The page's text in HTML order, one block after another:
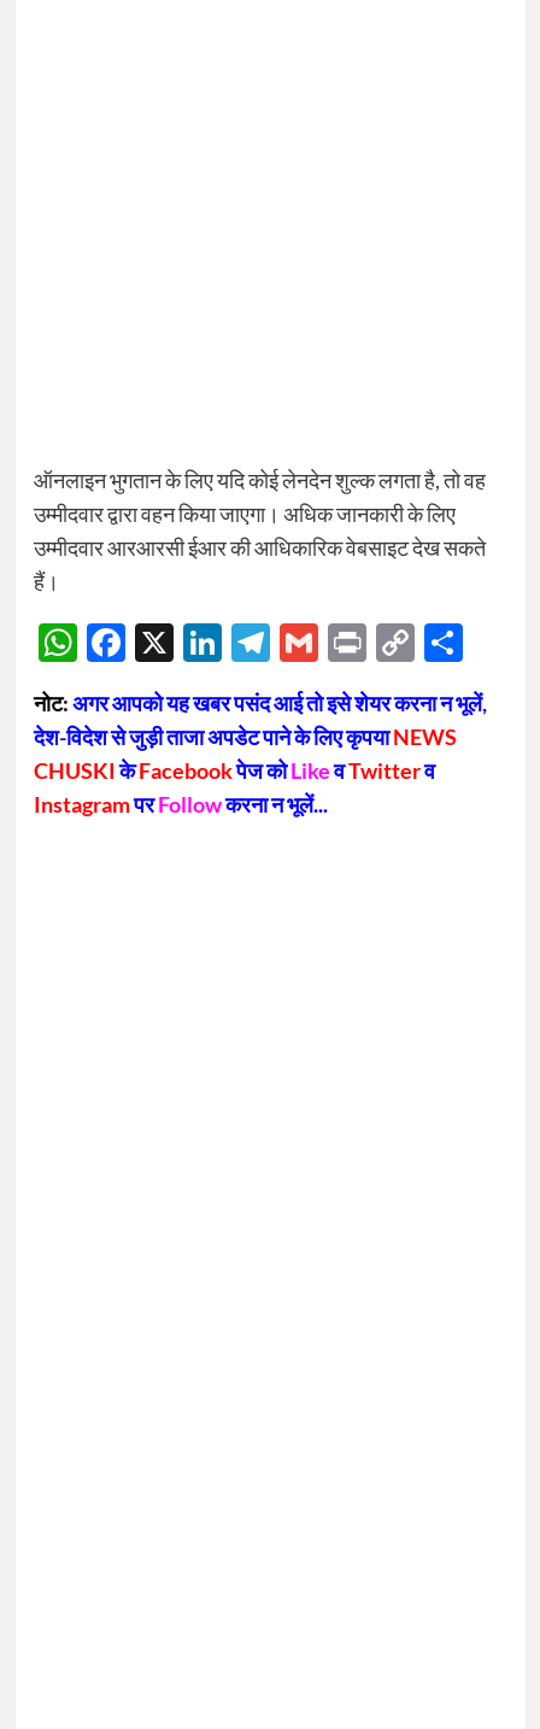
ऑनलाइन भुगतान के लिए यदि कोई लेनदेन शुल्क लगता है, तो वह
उम्मीदवार द्वारा वहन किया जाएगा। अधिक जानकारी के लिए
उम्मीदवार आरआरसी ईआर की आधिकारिक वेबसाइट देख सकते
हैं।
WhatsApp
Facebook
X LinkedIn
Telegram
Gmail
Print
Copy
Link
नोट:अगर आपको यह खबर पसंद आई तो इसे शेयर करना न भूलें,
देश-विदेश से जुड़ी ताजा अपडेट पाने के लिए कृपयाNEWS
CHUSKIकेFacebookपेज कोLikeवTwitterव
InstagramपरFollowकरना न भूलें...